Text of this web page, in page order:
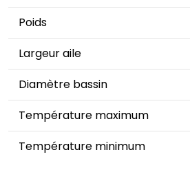
Poids
Largeur aile
Diamètre bassin
Température maximum
Température minimum